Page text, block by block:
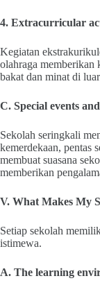
4. Extracurricular
Kegiatan
olahraga memberikan
bakat dan minat di
C. Special events
Sekolah seringkali
kemerdekaan, pentas
membuat suasana
memberikan
V. What Makes My
Setiap sekolah
istimewa.
A. The learning